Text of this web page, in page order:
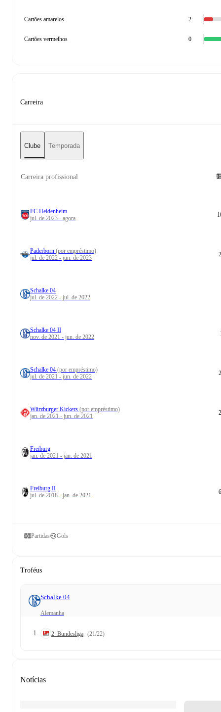
Cartões amarelos 2
Cartões vermelhos 0
Carreira
Clube Temporada
Carreira profissional
FC Heidenheim
jul. de 2023 - agora
Paderborn (por empréstimo)
jul. de 2022 - jun. de 2023
Schalke 04
jul. de 2022 - jul. de 2022
Schalke 04 II
nov. de 2021 - jun. de 2022
Schalke 04 (por empréstimo)
jul. de 2021 - jun. de 2022
Würzburger Kickers (por empréstimo)
jan. de 2021 - jun. de 2021
Freiburg
jan. de 2021 - jan. de 2021
Freiburg II
jul. de 2018 - jan. de 2021
Partidas Gols
Troféus
Schalke 04
Alemanha
1 2. Bundesliga (21/22)
Notícias